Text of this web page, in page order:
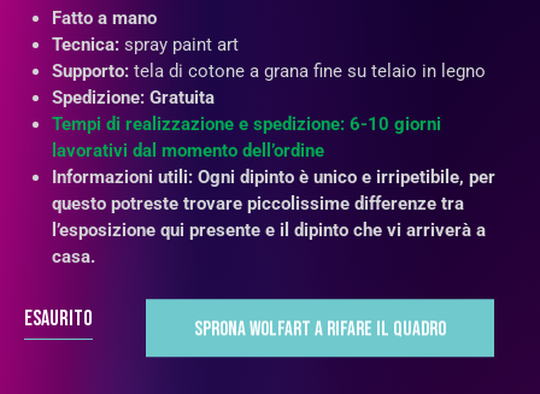
Fatto a mano
Tecnica:spray paint art
Supporto:tela di cotone a grana fine su telaio in legno
Spedizione: Gratuita
Tempi di realizzazione e spedizione: 6-10 giorni
lavorativi dal momento dell’ordine
Informazioni utili: Ogni dipinto è unico e irripetibile, per
questo potreste trovare piccolissime differenze tra
l’esposizione qui presente e il dipinto che vi arriverà a
casa.
Esaurito